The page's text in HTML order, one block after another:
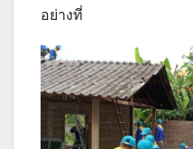
อย่างที่